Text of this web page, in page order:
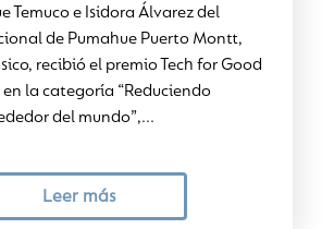
Temuco e Isidora Álvarez del
de Pumahue Puerto Montt,
recibió el premio Tech for Good
la categoría “Reduciendo
del mundo”,...
Leer más